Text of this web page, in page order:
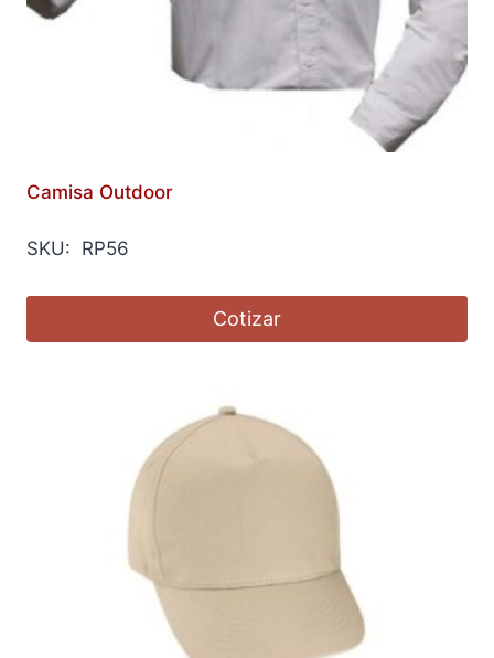
Camisa Outdoor
SKU: RP56
Cotizar